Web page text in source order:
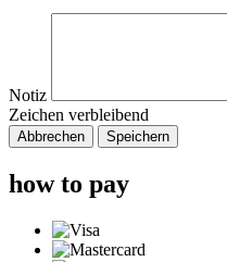
Notiz
Zeichen verbleibend
Abbrechen Speichern
how to pay